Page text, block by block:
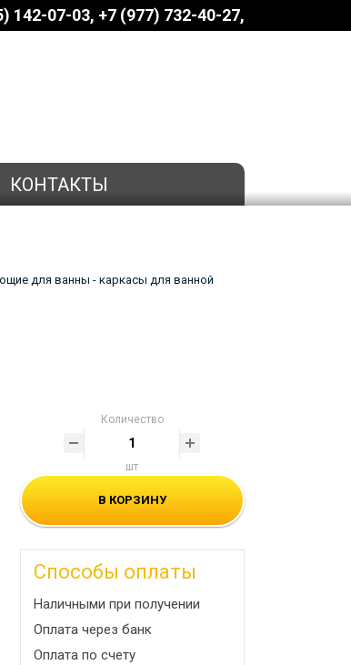
142-07-03 ‎‎+7 (977) 732-40-27
КОНТАКТЫ
для ванны - каркасы для ванной
Количество
шт
В КОРЗИНУ
Способы оплаты
Наличными при получении
Оплата через банк
Оплата по счету